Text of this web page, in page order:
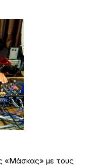
«Μάσκας» με τους